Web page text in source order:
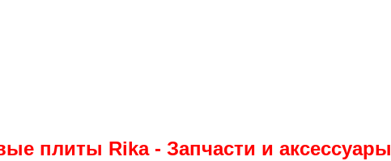
плиты Rika - Запчасти и аксессуары